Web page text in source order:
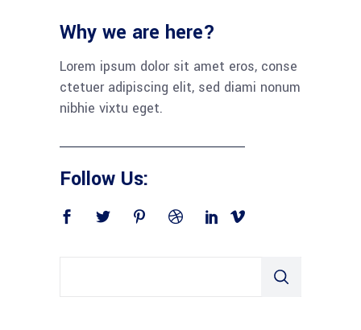
Why we are here?
Lorem ipsum dolor sit amet eros, conse
ctetuer adipiscing elit, sed diami nonum
nibhie vixtu eget.
Follow Us: